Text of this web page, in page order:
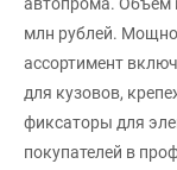
млн рублей.
ассортимент
для кузовов,
фиксаторы для
покупателей в